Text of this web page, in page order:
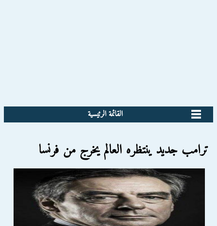
القائمة الرئيسية
ترامب جديد ينتظره العالم يخرج من فرنسا